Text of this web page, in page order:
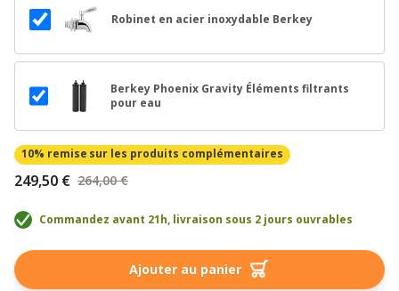
Robinet en acier inoxydable Berkey
Berkey Phoenix Gravity Éléments filtrants
pour eau
10% remise sur les produits complémentaires
249,50 € 264,00 €
Commandez avant 21h, livraison sous 2 jours ouvrables
Ajouter au panier